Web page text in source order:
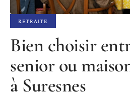
RETRAITE
Bien choisir
senior ou
à Suresnes